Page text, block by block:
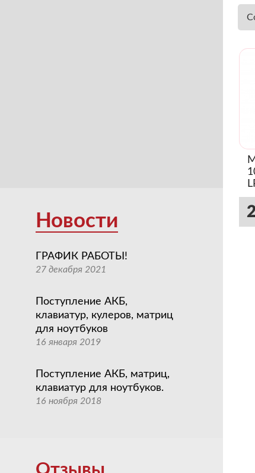
Новости
ГРАФИК РАБОТЫ!
27 декабря 2021
Поступление АКБ,
клавиатур, кулеров, матриц
для ноутбуков
16 января 2019
Поступление АКБ, матриц,
клавиатур для ноутбуков.
16 ноября 2018